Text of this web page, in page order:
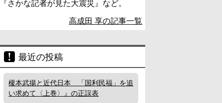
『さかな記者が見た大震災』など。
高成田 享の記事一覧
最近の投稿
榎本武揚と近代日本 「国利民福」を追
い求めて〈上巻〉』の正誤表